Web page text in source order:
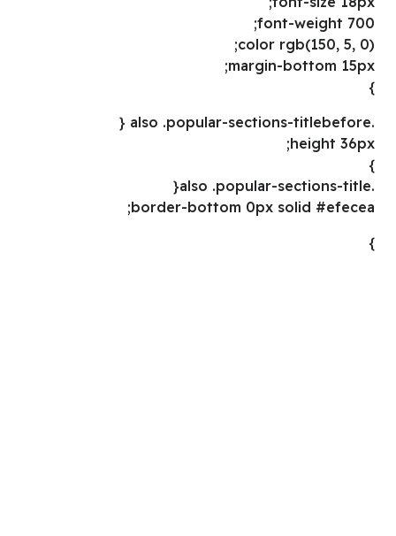
font-weight 700;
color rgb(150, 5, 0);
margin-bottom 15px;
}
.also .popular-sections-titlebefore {
height 36px;
}
.also .popular-sections-title{
border-bottom 0px solid #efecea;
}